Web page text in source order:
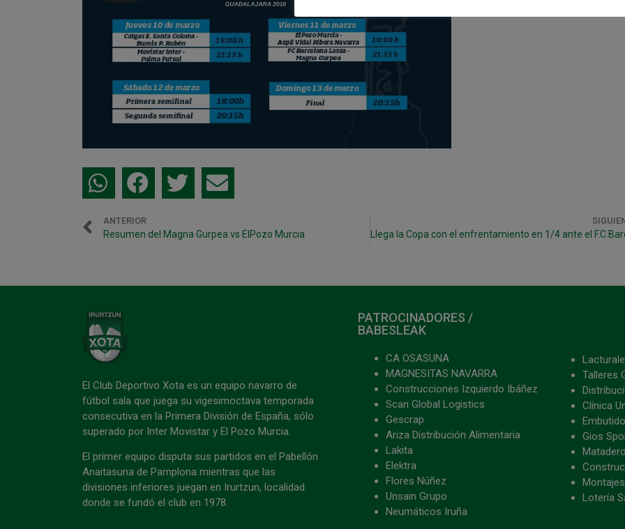
ANTERIOR
Resumen del Magna Gurpea vs ElPozo Murcia
El Club Deportivo Xota es un equipo navarro de
fútbol sala que juega su vigesimoctava temporada
consecutiva en la Primera División de España, sólo
superado por Inter Movistar y El Pozo Murcia.
El primer equipo disputa sus partidos en el Pabellón
Anaitasuna de Pamplona mientras que las
divisiones inferiores juegan en Irurtzun, localidad
donde se fundó el club en 1978.
PATROCINADORES /
BABESLEAK
CA OSASUNA
MAGNESITAS NAVARRA
Construcciones Izquierdo Ibáñez
Scan Global Logistics
Gescrap
Ariza Distribución Alimentaria
Lakita
Elektra
Flores Núñez
Unsain Grupo
Neumáticos Iruña
Lacturale
Talleres
Clínica
Gios
Lotería